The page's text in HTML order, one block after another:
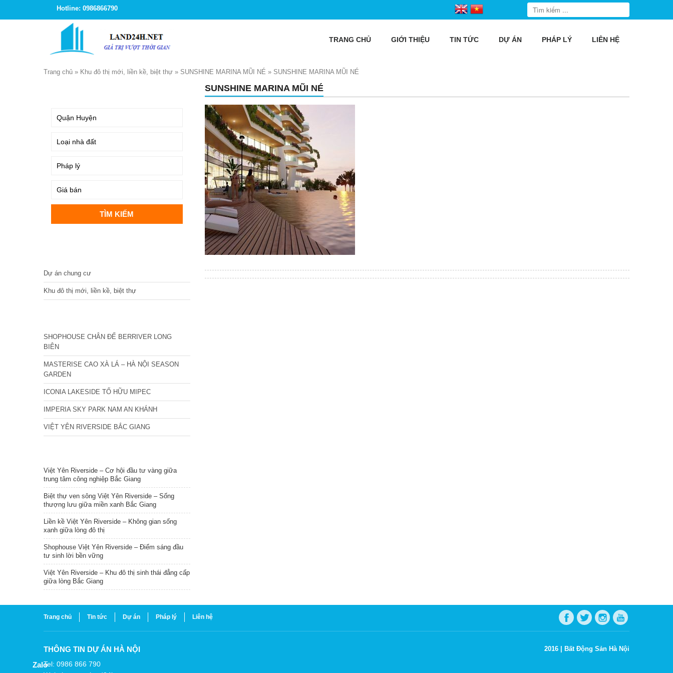
Hotline: 0986866790
TRANG CHỦ GIỚI THIỆU TIN TỨC DỰ ÁN PHÁP LÝ LIÊN HỆ
Trang chủ » Khu đô thị mới, liền kề, biệt thự » SUNSHINE MARINA MŨI NÉ » SUNSHINE MARINA MŨI NÉ
SUNSHINE MARINA MŨI NÉ
Dự án chung cư
Khu đô thị mới, liền kề, biệt thự
SHOPHOUSE CHÂN ĐẾ BERRIVER LONG
BIÊN
MASTERISE CAO XÀ LÁ – HÀ NỘI SEASON
GARDEN
ICONIA LAKESIDE TỐ HỮU MIPEC
IMPERIA SKY PARK NAM AN KHÁNH
VIỆT YÊN RIVERSIDE BẮC GIANG
Việt Yên Riverside – Cơ hội đầu tư vàng giữa
trung tâm công nghiệp Bắc Giang
Biệt thự ven sông Việt Yên Riverside – Sống
thượng lưu giữa miền xanh Bắc Giang
Liền kề Việt Yên Riverside – Không gian sống
xanh giữa lòng đô thị
Shophouse Việt Yên Riverside – Điểm sáng đầu
tư sinh lời bền vững
Việt Yên Riverside – Khu đô thị sinh thái đẳng cấp
giữa lòng Bắc Giang
Trang chủ Tin tức Dự án Pháp lý Liên hệ
THÔNG TIN DỰ ÁN HÀ NỘI
Tel: 0986 866 790
2016 | Bất Động Sản Hà Nội
Zalo